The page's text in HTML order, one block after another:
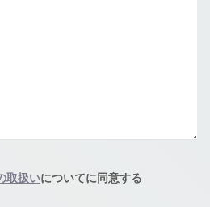
取扱いについてに同意する